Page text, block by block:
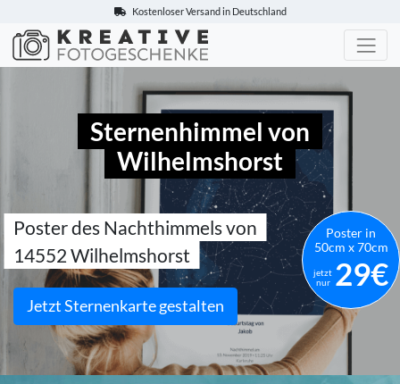
Kostenloser Versand in Deutschland
Kreative-Fotogeschenke.de
Sternenhimmel von
Wilhelmshorst
Poster des Nachthimmels von
14552 Wilhelmshorst
Jetzt Sternenkarte gestalten
Poster in
50cm x 70cm
jetzt
nur 29€